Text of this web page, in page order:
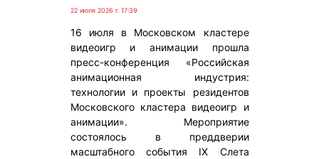
22 июля 2026 г. 17:39
16 июля в Московском кластере
видеоигр и анимации прошла
пресс-конференция «Российская
анимационная индустрия:
технологии и проекты резидентов
Московского кластера видеоигр и
анимации». Мероприятие
состоялось в преддверии
масштабного события IX Слета